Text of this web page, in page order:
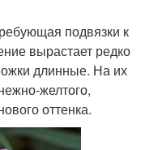
подвязки к
вырастает редко
длинные. На их
желтого,
оттенка.